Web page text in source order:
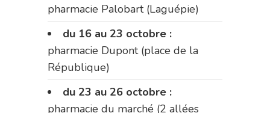
pharmacie Palobart (Laguépie)
du 16 au 23 octobre :
pharmacie Dupont (place de la
République)
du 23 au 26 octobre :
pharmacie du marché (2 allées